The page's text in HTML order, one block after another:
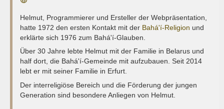
Webseite
Helmut, Programmierer und Ersteller der Webpräsentation,
hatte 1972 den ersten Kontakt mit der Bahá'í-Religion und
erklärte sich 1976 zum Bahá'í-Glauben.
Über 30 Jahre lebte Helmut mit der Familie in Belarus und
half dort, die Bahá'í-Gemeinde mit aufzubauen. Seit 2014
lebt er mit seiner Familie in Erfurt.
Der interreligiöse Bereich und die Förderung der jungen
Generation sind besondere Anliegen von Helmut.